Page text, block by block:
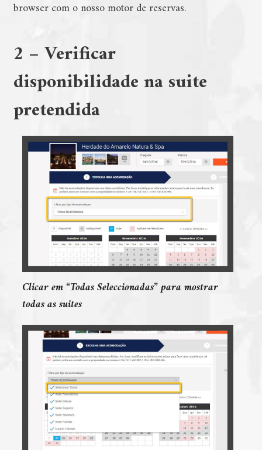
browser com o nosso motor de reservas.
2 – Verificar
disponibilidade na suite
pretendida
Clicar em “Todas Seleccionadas” para mostrar
todas as suites